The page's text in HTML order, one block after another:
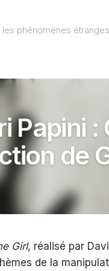
les phénomènes
Papini
de
Girl, réalisé par
de la